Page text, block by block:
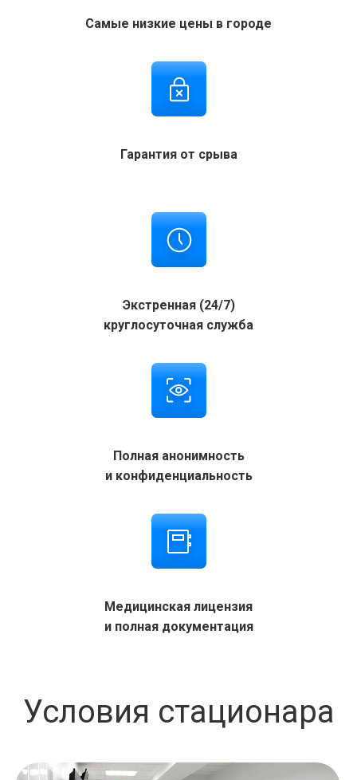
Самые низкие цены в городе
Гарантия от срыва
Экстренная (24/7)
круглосуточная служба
Полная анонимность
и конфиденциальность
Медицинская лицензия
и полная документация
Условия стационара